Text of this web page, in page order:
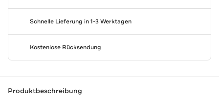
Schnelle Lieferung in 1-3 Werktagen
Kostenlose Rücksendung
Produktbeschreibung